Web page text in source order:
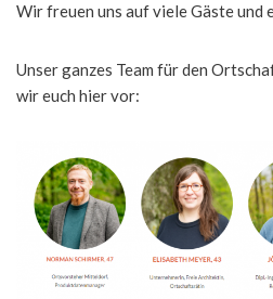
Wir freuen uns auf viele Gäste und
Unser ganzes Team für den
wir euch hier vor: